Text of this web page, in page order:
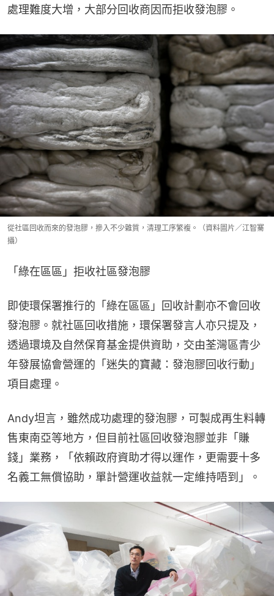
處理難度大增，大部分回收商因而拒收發泡膠。
從社區回收而來的發泡膠，摻入不少雜質，清理工序繁複。（資料圖片／江智騫
攝）
「綠在區區」拒收社區發泡膠
即使環保署推行的「綠在區區」回收計劃亦不會回收
發泡膠。就社區回收措施，環保署發言人亦只提及，
透過環境及自然保育基金提供資助，交由荃灣區青少
年發展協會營運的「迷失的寶藏：發泡膠回收行動」
項目處理。
Andy坦言，雖然成功處理的發泡膠，可製成再生料轉
售東南亞等地方，但目前社區回收發泡膠並非「賺
錢」業務，「依賴政府資助才得以運作，更需要十多
名義工無償協助，單計營運收益就一定維持唔到」。